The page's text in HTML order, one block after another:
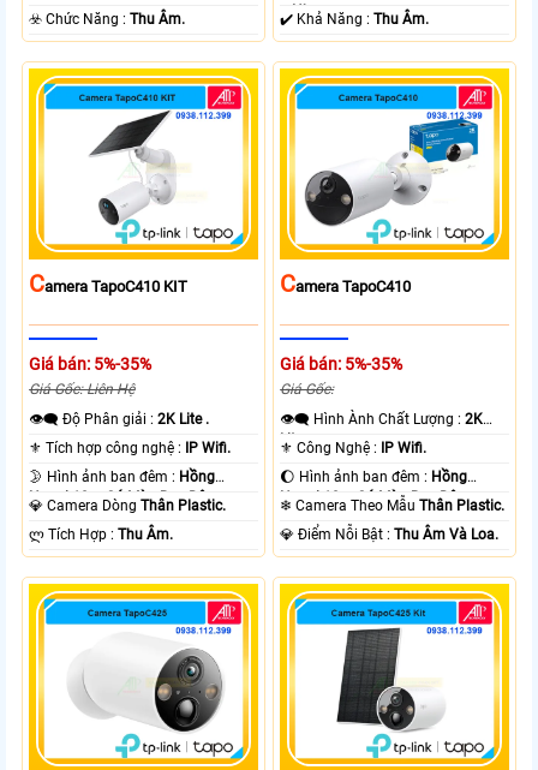
️☣️ Chức Năng :Thu Âm.
+ Nhựa.
️✔️ Khả Năng :Thu Âm.
CAmera TapoC410 KIT
Giá bán: 5%-35%
Giá Gốc: Liên Hệ
👁️‍🗨 Độ Phân giải :2K Lite .
⚜️ Tích hợp công nghệ : IP Wifi.
🌛 Hình ảnh ban đêm : Hồng
Ngoại 10m Có Màu Ban Ðêm.
💎 Camera DòngThân Plastic.
️ლ Tích Hợp :Thu Âm.
CAmera TapoC410
Giá bán: 5%-35%
Giá Gốc:
👁️‍🗨 Hình Ành Chất Lượng :2K
Lite .
⚜️ Công Nghệ : IP Wifi.
🌔 Hình ảnh ban đêm : Hồng
Ngoại 10m Có Màu Ban Ðêm.
❄ Camera Theo MẫuThân Plastic.
️💎 Điểm Nỗi Bật :Thu Âm Và Loa.